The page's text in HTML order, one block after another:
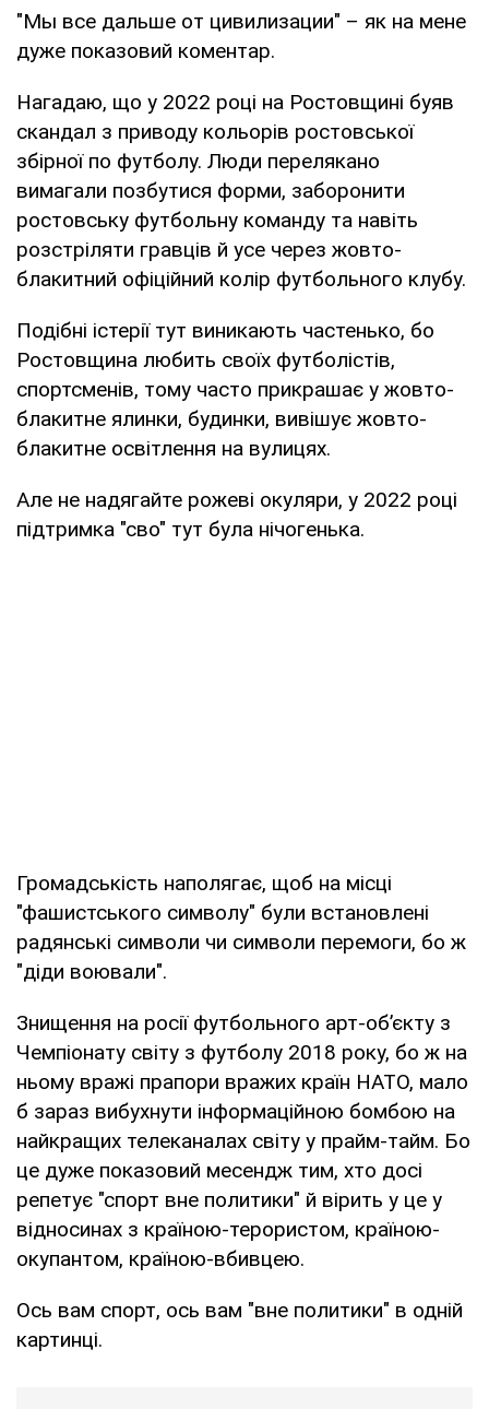
"Мы все дальше от цивилизации" – як на мене
дуже показовий коментар.
Нагадаю, що у 2022 році на Ростовщині буяв
скандал з приводу кольорів ростовської
збірної по футболу. Люди перелякано
вимагали позбутися форми, заборонити
ростовську футбольну команду та навіть
розстріляти гравців й усе через жовто-
блакитний офіційний колір футбольного клубу.
Подібні істерії тут виникають частенько, бо
Ростовщина любить своїх футболістів,
спортсменів, тому часто прикрашає у жовто-
блакитне ялинки, будинки, вивішує жовто-
блакитне освітлення на вулицях.
Але не надягайте рожеві окуляри, у 2022 році
підтримка "сво" тут була нічогенька.
Громадськість наполягає, щоб на місці
"фашистського символу" були встановлені
радянські символи чи символи перемоги, бо ж
"діди воювали".
Знищення на росії футбольного арт-об’єкту з
Чемпіонату світу з футболу 2018 року, бо ж на
ньому вражі прапори вражих країн НАТО, мало
б зараз вибухнути інформаційною бомбою на
найкращих телеканалах світу у прайм-тайм. Бо
це дуже показовий месендж тим, хто досі
репетує "спорт вне политики" й вірить у це у
відносинах з країною-терористом, країною-
окупантом, країною-вбивцею.
Ось вам спорт, ось вам "вне политики" в одній
картинці.